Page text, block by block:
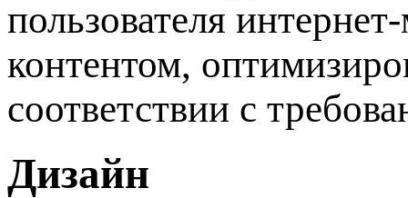
пользователя
контентом,
соответствии с
Дизайн